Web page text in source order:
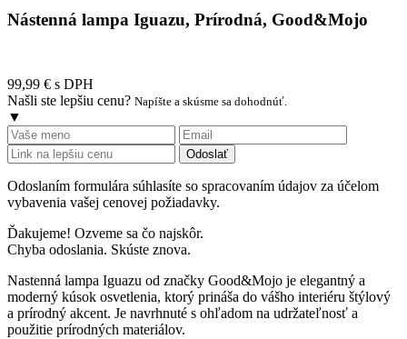
Nástenná lampa Iguazu, Prírodná, Good&Mojo
99,99 € s DPH
Našli ste lepšiu cenu? Napíšte a skúsme sa dohodnúť.
▼
Odoslať
Odoslaním formulára súhlasíte so spracovaním údajov za účelom
vybavenia vašej cenovej požiadavky.
Ďakujeme! Ozveme sa čo najskôr.
Chyba odoslania. Skúste znova.
Nastenná lampa Iguazu od značky Good&Mojo je elegantný a
moderný kúsok osvetlenia, ktorý prináša do vášho interiéru štýlový
a prírodný akcent. Je navrhnuté s ohľadom na udržateľnosť a
použitie prírodných materiálov.